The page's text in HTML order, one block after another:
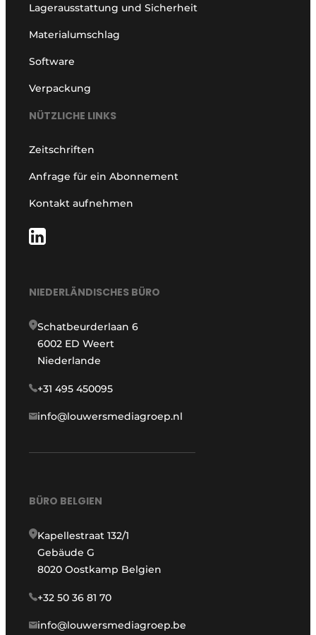
Lagerausstattung und Sicherheit
Materialumschlag
Software
Verpackung
NÜTZLICHE LINKS
Zeitschriften
Anfrage für ein Abonnement
Kontakt aufnehmen
NIEDERLÄNDISCHES BÜRO
Schatbeurderlaan 6
6002 ED Weert
Niederlande
+31 495 450095
info@louwersmediagroep.nl
BÜRO BELGIEN
Kapellestraat 132/1
Gebäude G
8020 Oostkamp Belgien
+32 50 36 81 70
info@louwersmediagroep.be